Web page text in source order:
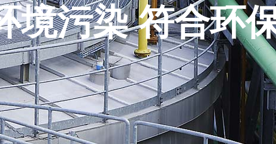
境污染 符合环